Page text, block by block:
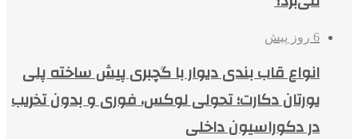
6 روز پیش
انواع قاب بندی دیوار با گچبری پیش ساخته پلی
یورتان دکارت؛ تحولی لوکس، فوری و بدون تخریب
در دکوراسیون داخلی